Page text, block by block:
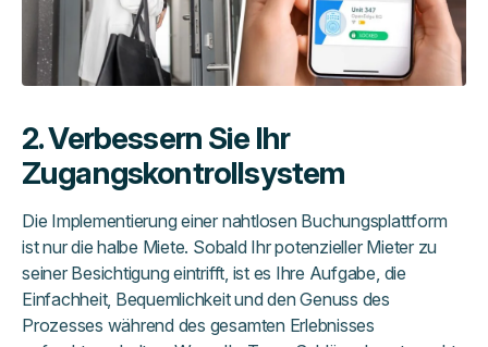
2. Verbessern Sie Ihr
Zugangskontrollsystem
Die Implementierung einer nahtlosen Buchungsplattform
ist nur die halbe Miete. Sobald Ihr potenzieller Mieter zu
seiner Besichtigung eintrifft, ist es Ihre Aufgabe, die
Einfachheit, Bequemlichkeit und den Genuss des
Prozesses während des gesamten Erlebnisses